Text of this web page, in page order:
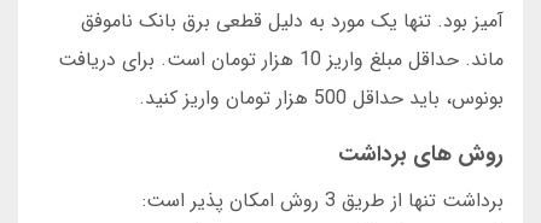
آمیز بود. تنها یک مورد به دلیل قطعی برق بانک ناموفق
ماند. حداقل مبلغ واریز 10 هزار تومان است. برای دریافت
بونوس، باید حداقل 500 هزار تومان واریز کنید.
روش های برداشت
برداشت تنها از طریق 3 روش امکان پذیر است: